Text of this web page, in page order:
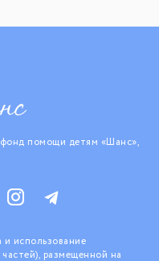
помощи детям «Шанс»,
и использование
размещенной на